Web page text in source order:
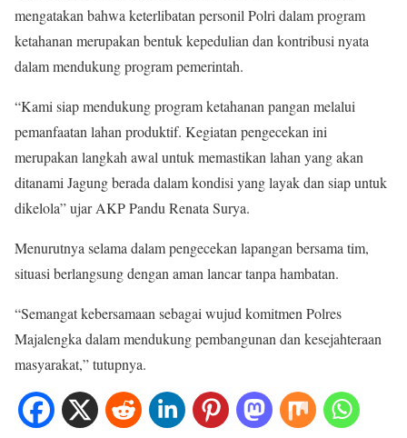
mengatakan bahwa keterlibatan personil Polri dalam program
ketahanan merupakan bentuk kepedulian dan kontribusi nyata
dalam mendukung program pemerintah.
“Kami siap mendukung program ketahanan pangan melalui
pemanfaatan lahan produktif. Kegiatan pengecekan ini
merupakan langkah awal untuk memastikan lahan yang akan
ditanami Jagung berada dalam kondisi yang layak dan siap untuk
dikelola” ujar AKP Pandu Renata Surya.
Menurutnya selama dalam pengecekan lapangan bersama tim,
situasi berlangsung dengan aman lancar tanpa hambatan.
“Semangat kebersamaan sebagai wujud komitmen Polres
Majalengka dalam mendukung pembangunan dan kesejahteraan
masyarakat,” tutupnya.